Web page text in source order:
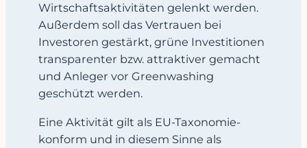
Wirtschaftsaktivitäten gelenkt werden.
Außerdem soll das Vertrauen bei
Investoren gestärkt, grüne Investitionen
transparenter bzw. attraktiver gemacht
und Anleger vor Greenwashing
geschützt werden.
Eine Aktivität gilt als EU-Taxonomie-
konform und in diesem Sinne als